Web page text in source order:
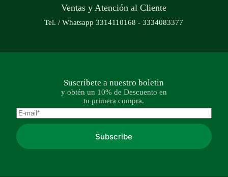
Ventas y Atención al Cliente
Tel. / Whatsapp 3314110168 - 3334083377
Suscribete a nuestro boletin
y obtén un 10% de Descuento en
tu primera compra.
Subscribe